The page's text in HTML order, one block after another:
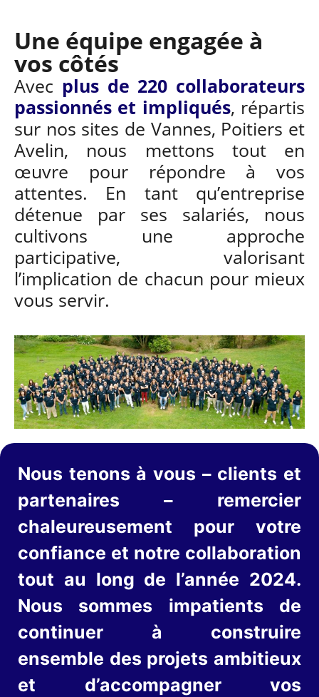
Une équipe engagée à
vos côtés
Avec plus de 220 collaborateurs
passionnés et impliqués, répartis
sur nos sites de Vannes, Poitiers et
Avelin, nous mettons tout en
œuvre pour répondre à vos
attentes. En tant qu’entreprise
détenue par ses salariés, nous
cultivons une approche
participative, valorisant
l’implication de chacun pour mieux
vous servir.
Nous tenons à vous – clients et
partenaires – remercier
chaleureusement pour votre
confiance et notre collaboration
tout au long de l’année 2024.
Nous sommes impatients de
continuer à construire
ensemble des projets ambitieux
et d’accompagner vos